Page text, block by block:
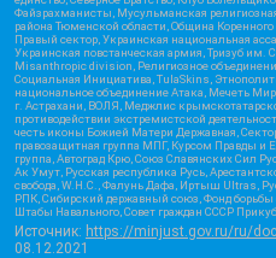
Файзрахманисты, Мусульманская
района Тюменской области, Община
Правый сектор, Украинская национальная
Украинская повстанческая армия, Тризуб им.
Misanthropic division, Религиозное
Социальная Инициатива, TulaSkins,
национальное объединение Атака, Мечеть
г. Астрахани, ВОЛЯ, Меджлис
противодействии экстремистской
честь иконы Божией Матери Державная,
правозащитная группа МПГ, Курсом Правды и
группа, Автоград Крю, Союз Славянских Сил
Ак Умут, Русская республика Русь,
свобода, W.H.С., Фалунь Дафа, Иртыш Ultras,
РПК, Сибирский державный союз, Фонд
Штабы Навального, Совет граждан СССР
Источник: https://minjust.gov.ru/ru/
08.12.2021